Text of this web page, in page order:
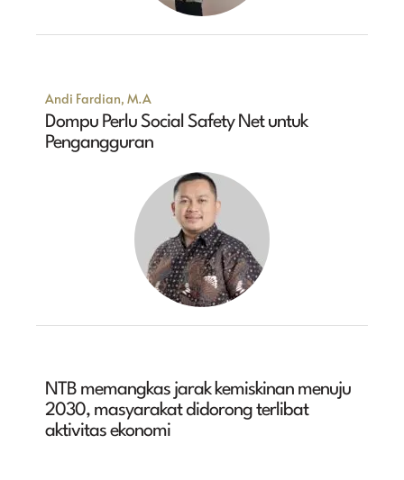
Andi Fardian, M.A
Dompu Perlu Social Safety Net untuk
Pengangguran
NTB memangkas jarak kemiskinan menuju
2030, masyarakat didorong terlibat
aktivitas ekonomi